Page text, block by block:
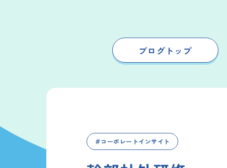
ブログトップ
＃コーポレートインサイト